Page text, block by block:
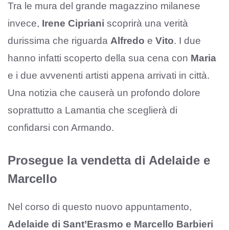
Tra le mura del grande magazzino milanese
invece, Irene Cipriani scoprirà una verità
durissima che riguarda Alfredo e Vito. I due
hanno infatti scoperto della sua cena con Maria
e i due avvenenti artisti appena arrivati in città.
Una notizia che causerà un profondo dolore
soprattutto a Lamantia che sceglierà di
confidarsi con Armando.
Prosegue la vendetta di Adelaide e
Marcello
Nel corso di questo nuovo appuntamento,
Adelaide di Sant’Erasmo e Marcello Barbieri